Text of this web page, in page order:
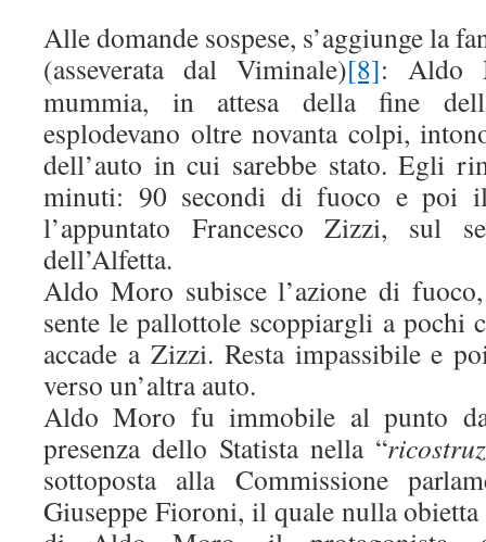
Alle domande sospese, s’aggiunge la
(asseverata dal Viminale)[8]: Aldo
mummia, in attesa della fine
esplodevano oltre novanta colpi,
dell’auto in cui sarebbe stato. Egli
minuti: 90 secondi di fuoco e poi
l’appuntato Francesco Zizzi, sul
dell’Alfetta.
Aldo Moro subisce l’azione di
sente le pallottole scoppiargli a pochi
accade a Zizzi. Resta impassibile e
verso un’altra auto.
Aldo Moro fu immobile al punto
presenza dello Statista nella “
sottoposta alla Commissione
Giuseppe Fioroni, il quale nulla obietta